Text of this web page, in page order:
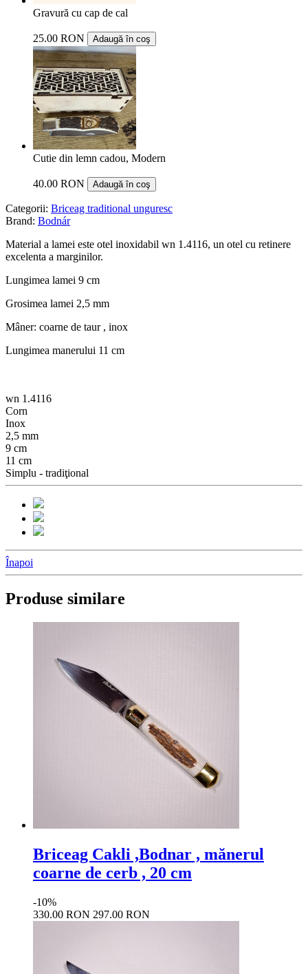
Gravură cu cap de cal
25.00 RON Adaugă în coş
Cutie din lemn cadou, Modern
40.00 RON Adaugă în coş
Categorii: Briceag traditional unguresc
Brand: Bodnár
Material a lamei este otel inoxidabil wn 1.4116, un otel cu retinere
excelenta a marginilor.
Lungimea lamei 9 cm
Grosimea lamei 2,5 mm
Mâner: coarne de taur , inox
Lungimea manerului 11 cm
wn 1.4116
Corn
Inox
2,5 mm
9 cm
11 cm
Simplu - tradiţional
Înapoi
Produse similare
Briceag Cakli ,Bodnar , mănerul
coarne de cerb , 20 cm
-10%
330.00 RON 297.00 RON